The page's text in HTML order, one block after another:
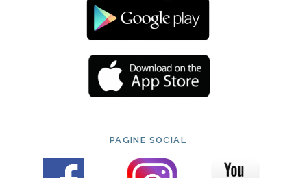
PAGINE SOCIAL